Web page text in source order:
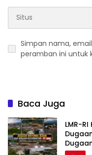
kata Sigit,
dilakukan. “Apalagi masyarakat yang balik
sudah
ketemu
kembali kita
kecapean
terdekat dan
akan
rekayasa baik
harapan kita
katanya.
Simpan nama,
peramban ini untuk
Baca Juga
LMR-